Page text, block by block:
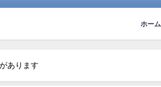
ホーム
あります